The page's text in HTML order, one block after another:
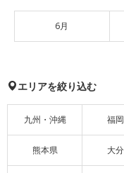
6月
エリアを絞り込む
九州・沖縄 福
熊本県 大